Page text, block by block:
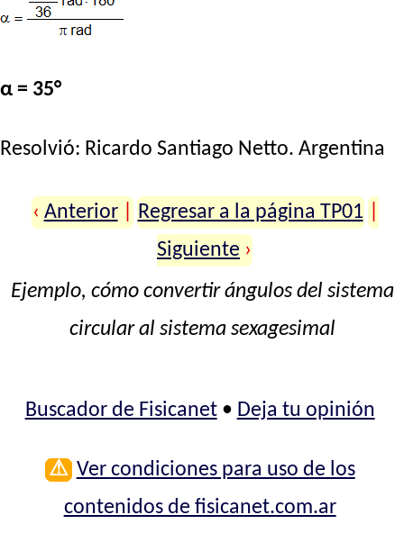
α = 35°
Resolvió: Ricardo Santiago Netto. Argentina
‹ Anterior Regresar a la página TP01
Siguiente ›
Ejemplo, cómo convertir ángulos del sistema
circular al sistema sexagesimal
Buscador de Fisicanet• Deja tu opinión
⚠ Ver condiciones para uso de los
contenidos de fisicanet.com.ar